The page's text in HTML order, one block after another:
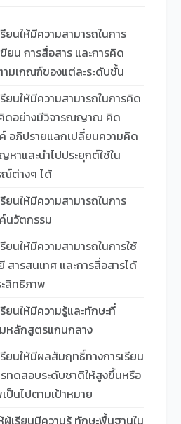
นให้มีความสามารถในการ
ยน การสื่อสาร และการคิด
มเกณฑ์ของแต่ละระดับชั้น
นให้มีความสามารถในการคิด
คิดอย่างมีวิจารณญาณ คิด
อภิปรายแลกเปลี่ยนความคิด
หาและนำไปประยุกต์ใช้ใน
ต่างๆ ได้
นให้มีความสามารถในการ
นวัตกรรม
นให้มีความสามารถในการใช้
สารสนเทศ และการสื่อสารได้
สิทธิภาพ
นให้มีความรู้และทักษะที่
หลักสูตรแกนกลาง
นให้มีผลสัมฤทธิ์ทางการเรียน
ทดสอบระดับชาติให้สูงขึ้นหรือ
นไปตามเป้าหมาย
ผู้เรียนมีความรู้ ทักษะพื้นฐานใน